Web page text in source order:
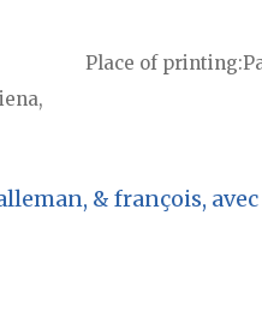
Place of printing
& françois,